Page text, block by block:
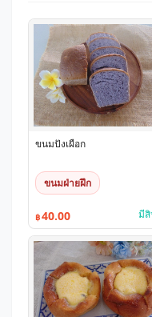
ขนมปังเผือก
ขนมฝ่ายฝึก
฿40.00 มี